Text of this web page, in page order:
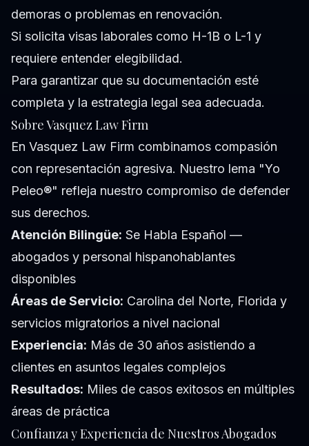
demoras o problemas en renovación.
Si solicita visas laborales como H-1B o L-1 y
requiere entender elegibilidad.
Para garantizar que su documentación esté
completa y la estrategia legal sea adecuada.
Sobre Vasquez Law Firm
En Vasquez Law Firm combinamos compasión
con representación agresiva. Nuestro lema "Yo
Peleo®" refleja nuestro compromiso de defender
sus derechos.
Atención Bilingüe: Se Habla Español —
abogados y personal hispanohablantes
disponibles
Áreas de Servicio: Carolina del Norte, Florida y
servicios migratorios a nivel nacional
Experiencia: Más de 30 años asistiendo a
clientes en asuntos legales complejos
Resultados: Miles de casos exitosos en múltiples
áreas de práctica
Confianza y Experiencia de Nuestros Abogados